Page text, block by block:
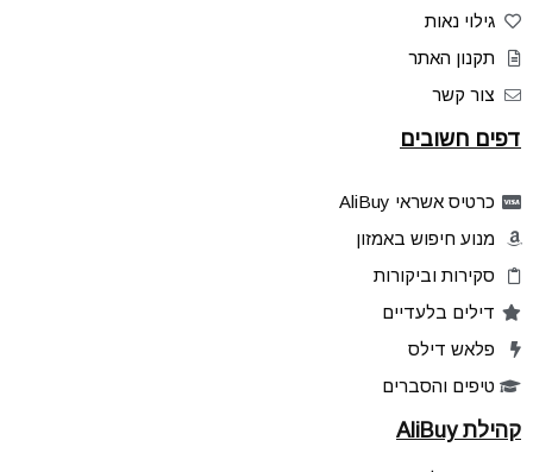
גילוי נאות
תקנון האתר
צור קשר
דפים חשובים
כרטיס אשראי AliBuy
מנוע חיפוש באמזון
סקירות וביקורות
דילים בלעדיים
פלאש דילס
טיפים והסברים
קהילת AliBuy